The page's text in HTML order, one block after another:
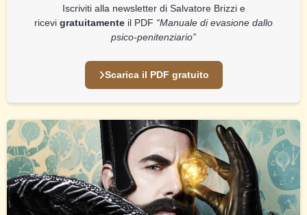
Iscriviti alla newsletter di Salvatore Brizzi e
ricevi gratuitamente il PDF “Manuale di evasione dallo
psico-penitenziario”
Scarica il PDF gratuito